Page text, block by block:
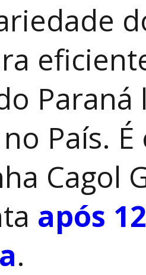
País.
Cagol
após
.